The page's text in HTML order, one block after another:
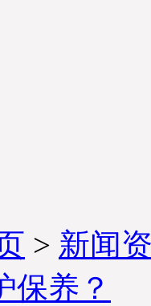
> 新闻
保养？